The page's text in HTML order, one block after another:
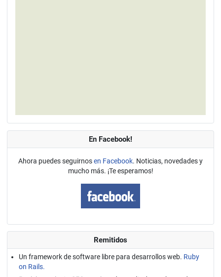
En Facebook!
Ahora puedes seguirnosen Facebook. Noticias, novedades y
mucho más. ¡Te esperamos!
Remitidos
Un framework de software libre para desarrollos web. Ruby
on Rails.